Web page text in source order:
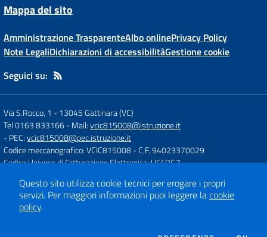
Mappa del sito
Amministrazione TrasparenteAlbo onlinePrivacy Policy
Note LegaliDichiarazioni di accessibilitàGestione cookie
Seguici su:
Via S.Rocco, 1 -13045 Gattinara (VC)
Tel 0163 833166- Mail:vcic815008@istruzione.it
- PEC:vcic815008@pec.istruzione.it
Codice meccanografico: VCIC815008- C.F. 94023370029
Codice Univoco di Fatturazione Elettronica: UF4RG7
Concept & Design by
Designers Italia
Questo sito utilizza cookie tecnici per erogare i propri
servizi. Per maggiori informazioni puoi leggere lacookie
policy.